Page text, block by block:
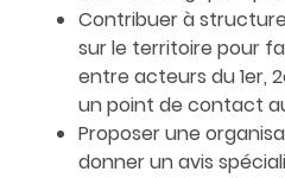
Contribuer à
sur le territoire pour
entre acteurs du 1er,
un point de contact
Proposer une
donner un avis